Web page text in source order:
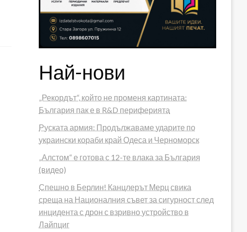
Най-нови
„Рекордът“, който не променя картината:
България пак е в R&D периферията
Руската армия: Продължаваме ударите по
украински кораби край Одеса и Черноморск
„Алстом“ е готова с 12-те влака за България
(видео)
Спешно в Берлин! Канцлерът Мерц свика
среща на Националния съвет за сигурност след
инцидента с дрон с взривно устройство в
Лайпциг